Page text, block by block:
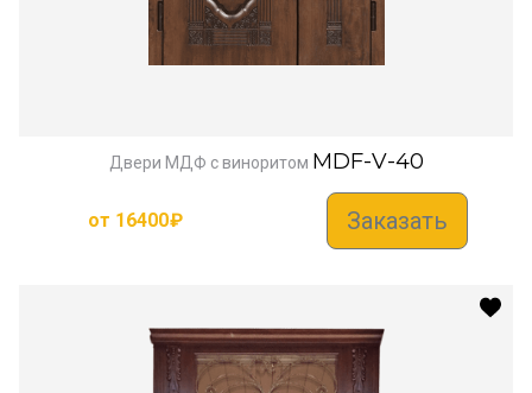
Двери МДФ с виноритом MDF-V-40
от 16400₽ Заказать